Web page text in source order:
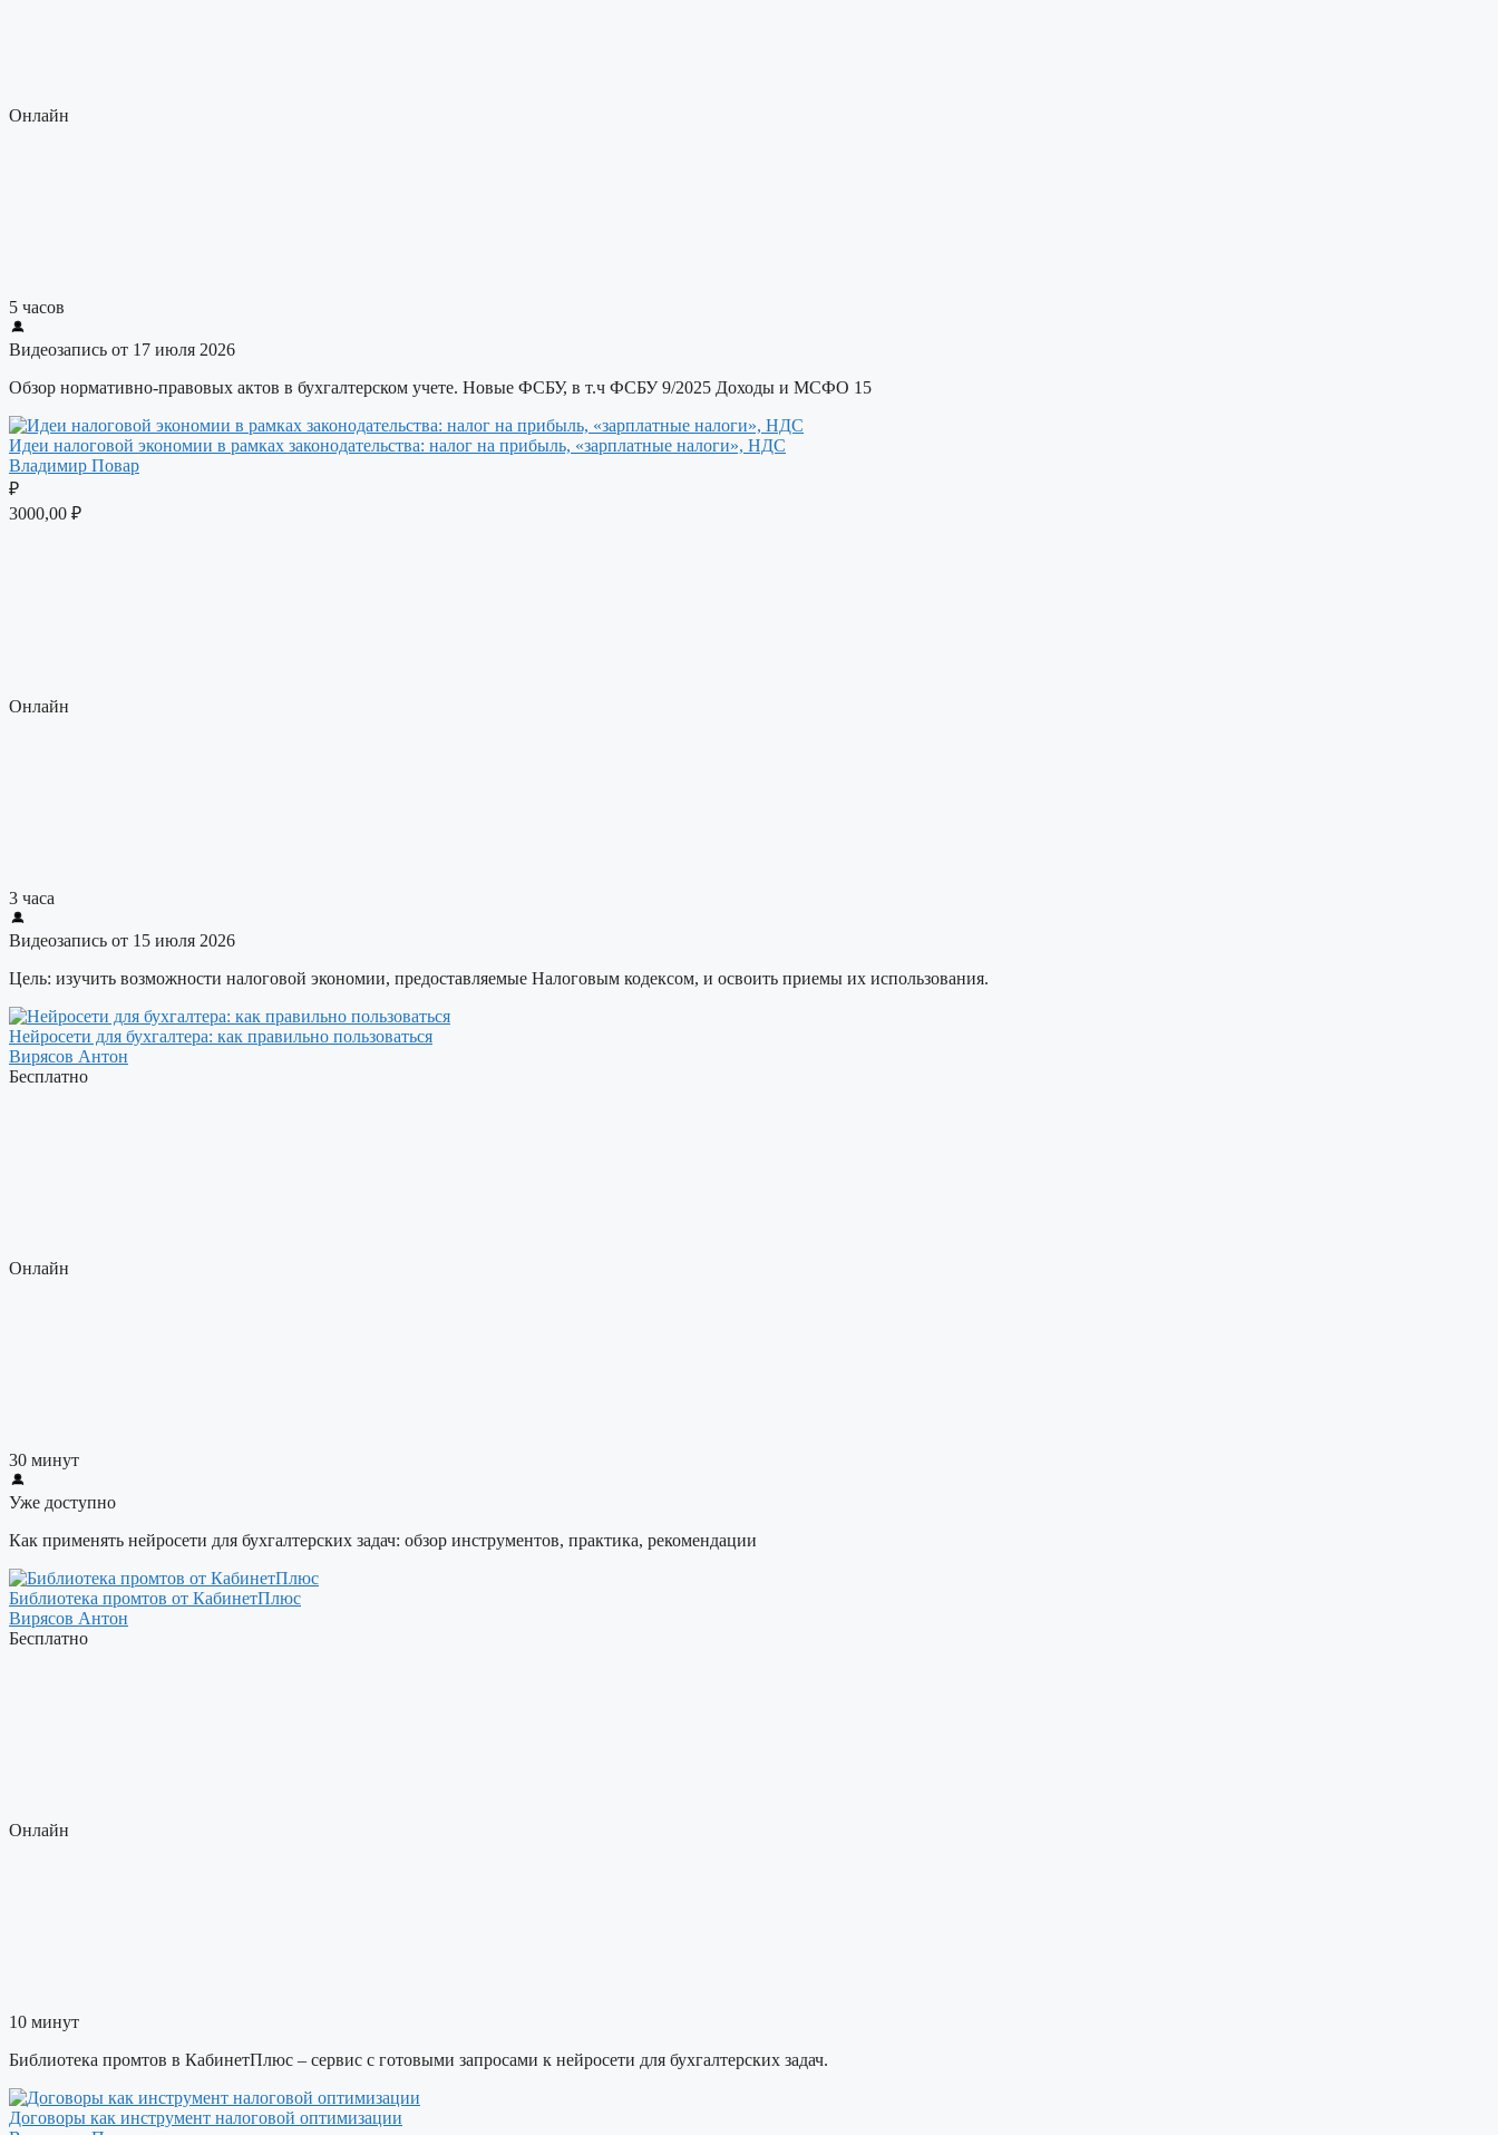
Онлайн
5 часов
Видеозапись от 17 июля 2026
Обзор нормативно-правовых актов в бухгалтерском учете. Новые ФСБУ, в т.ч ФСБУ 9/2025 Доходы и МСФО 15
Идеи налоговой экономии в рамках законодательства: налог на прибыль, «зарплатные налоги», НДС
Владимир Повар
₽
3000,00 ₽
Онлайн
3 часа
Видеозапись от 15 июля 2026
Цель: изучить возможности налоговой экономии, предоставляемые Налоговым кодексом, и освоить приемы их использования.
Нейросети для бухгалтера: как правильно пользоваться
Вирясов Антон
Бесплатно
Онлайн
30 минут
Уже доступно
Как применять нейросети для бухгалтерских задач: обзор инструментов, практика, рекомендации
Библиотека промтов от КабинетПлюс
Вирясов Антон
Бесплатно
Онлайн
10 минут
​Библиотека промтов в КабинетПлюс – сервис с готовыми запросами к нейросети для бухгалтерских задач.
Договоры как инструмент налоговой оптимизации